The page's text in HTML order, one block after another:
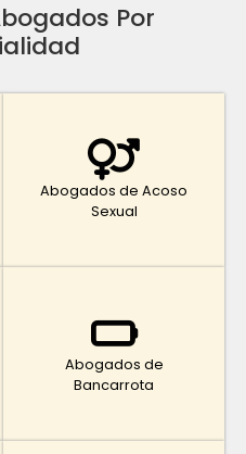
Por
Abogados de Acoso
Sexual
Abogados de
Bancarrota